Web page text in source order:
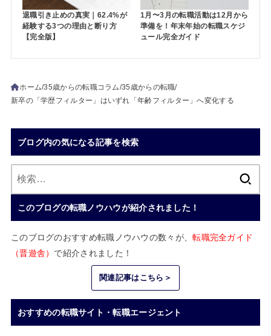
退職引き止めの真実｜62.4%が
経験する3つの理由と断り方
【完全版】
1月〜3月の転職活動は12月から
準備を！年末年始の転職スケジ
ュール完全ガイド
ホーム 35歳からの転職コラム 35歳からの転職
新卒の「学歴フィルター」はいずれ「年齢フィルター」へ変化する
ブログ内の気になる記事を検索
このブログの転職ノウハウが紹介されました！
このブログのおすすめ転職ノウハウの数々が、転職完全ガイド
（晋遊舎） で紹介されました！
関連記事はこちら＞
おすすめの転職サイト・転職エージェント